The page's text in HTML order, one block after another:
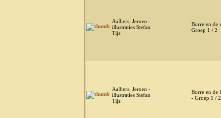
Aalbers, Jeroen -
illustraties Stefan
Tijs
Borre en de
Groep 1 / 2
Aalbers, Jeroen -
illustraties Stefan
Tijs
Borre en de
- Groep 1 / 2